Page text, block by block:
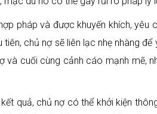
pháp và được khuyến khích,
chủ nợ sẽ liên lạc nhẹ nhàng
cuối cùng cảnh cáo mạnh mẽ,
quả, chủ nợ có thể khởi kiện